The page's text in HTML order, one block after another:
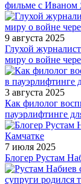
фильме с Иваном
9 августа 2025
Глухой
миру о войне
3 августа 2025
Как филолог
пауэрлифтинге
7 июля 2025
Блогер Рустам